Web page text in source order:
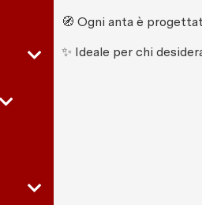
🧭 Ogni anta è
✨ Ideale per chi